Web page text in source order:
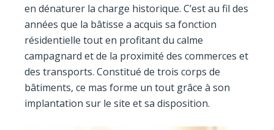
en dénaturer la charge historique. C’est au fil des
années que la bâtisse a acquis sa fonction
résidentielle tout en profitant du calme
campagnard et de la proximité des commerces et
des transports. Constitué de trois corps de
bâtiments, ce mas forme un tout grâce à son
implantation sur le site et sa disposition.